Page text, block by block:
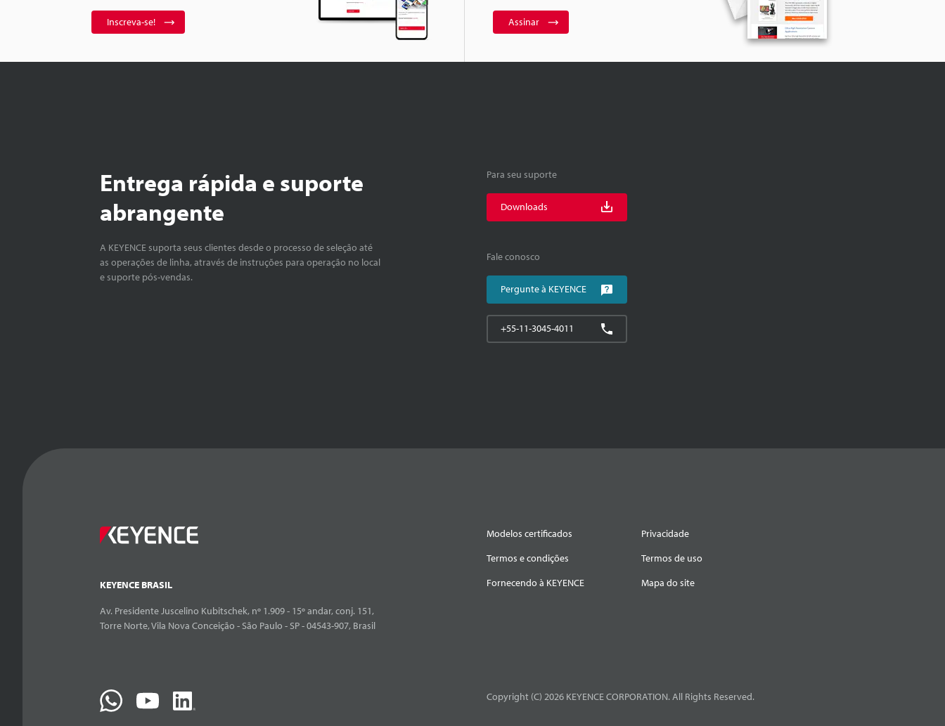
Inscreva-se! Assinar
Entrega rápida e suporte
abrangente
A KEYENCE suporta seus clientes desde o processo de seleção até
as operações de linha, através de instruções para operação no local
e suporte pós-vendas.
Para seu suporte
Downloads
Fale conosco
Pergunte à KEYENCE
+55-11-3045-4011
KEYENCE BRASIL
Av. Presidente Juscelino Kubitschek, nº 1.909 - 15º andar, conj. 151,
Torre Norte, Vila Nova Conceição - São Paulo - SP - 04543-907, Brasil
Modelos certificados
Privacidade
Termos e condições
Termos de uso
Fornecendo à KEYENCE
Mapa do site
Copyright (C) 2026 KEYENCE CORPORATION. All Rights Reserved.